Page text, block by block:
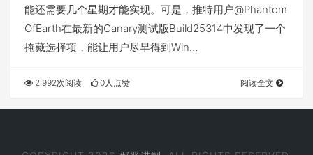
能还需要几个星期才能实现。可是，推特用户@Phantom
OfEarth在最新的Canary测试版Build25314中发现了一个
掩藏选择项，能让用户尽早得到Win…
2,992次阅读 0人点赞 阅读全文